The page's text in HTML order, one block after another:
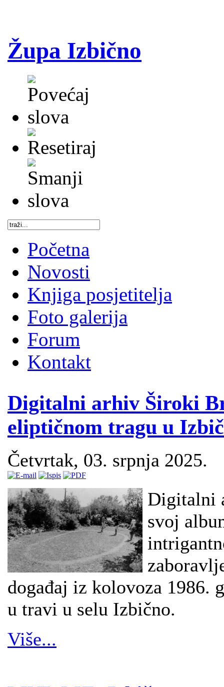
Župa Izbično
Početna
Novosti
Knjiga posjetitelja
Foto galerija
Forum
Kontakt
Digitalni arhiv Široki
eliptičnom tragu u
Četvrtak, 03. srpnja 2025.
Digitalni
svoj
događaj iz kolovoza 1986.
u travi u selu Izbično.
Više...